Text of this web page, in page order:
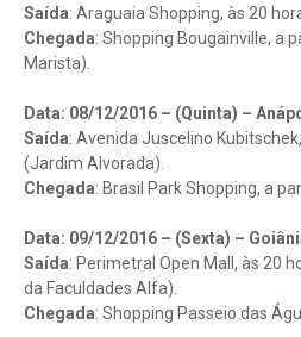
Saída: Araguaia Shopping, às 20
Chegada: Shopping Bougainville, a
Marista).
Data: 08/12/2016 – (Quinta) –
Saída: Avenida Juscelino
(Jardim Alvorada).
Chegada: Brasil Park Shopping, a
Data: 09/12/2016 – (Sexta) –
Saída: Perimetral Open Mall, às 20
da Faculdades Alfa).
Chegada: Shopping Passeio das